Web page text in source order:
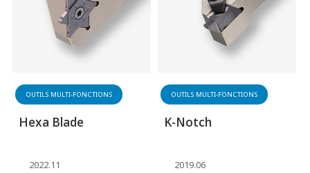
OUTILS MULTI-FONCTIONS
Hexa Blade
2022.11
OUTILS MULTI-FONCTIONS
K-Notch
2019.06